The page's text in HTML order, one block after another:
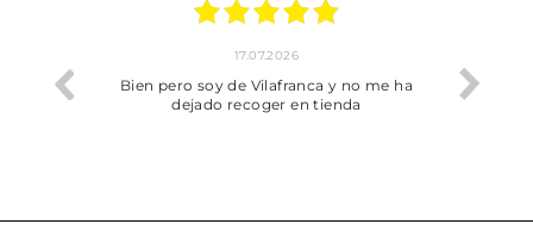
trobat
17.07.2026
Bien pero soy de Vilafranca y no me ha
dejado recoger en tienda